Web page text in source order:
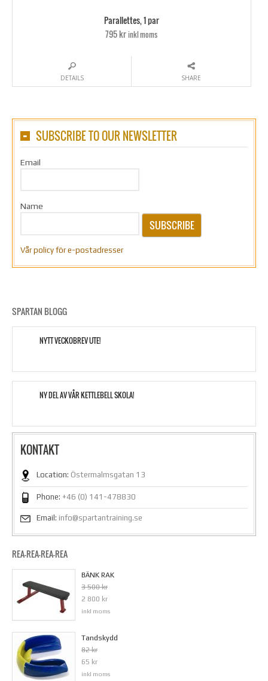
Parallettes, 1 par
795 krinkl moms
DETAILS SHARE
SUBSCRIBE TO OUR NEWSLETTER
Email
Name
SUBSCRIBE
Vår policy för e-postadresser
SPARTAN BLOGG
NYTT VECKOBREV UTE!
NY DEL AV VÅR KETTLEBELL SKOLA!
KONTAKT
Location: Östermalmsgatan 13
Phone: +46 (0) 141-478830
Email: info@spartantraining.se
REA-REA-REA-REA
BÄNK RAK
3 500 kr
2 800 kr
inkl moms
Tandskydd
82 kr
65 kr
inkl moms